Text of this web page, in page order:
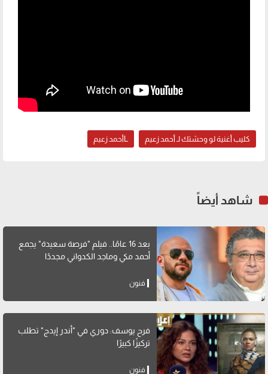
كليب أغنية لو وحشتك لـ أحمد زعيم
شاهد أيضاً
بعد 16 عامًا.. فيلم "فرصة سعيدة" يجمع
أحمد مكي وماجد الكدواني مجددًا
فنون
فرح يوسف: دوري في "أندر إيدج" تطلب
تركيزًا كبيرًا
فنون